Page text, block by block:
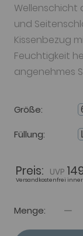
Wellenschicht
und
Kissenbezug
Feuchtigkeit
angenehmes
Größe
Füllung
Preis:
Versandkostenfrei
Menge: